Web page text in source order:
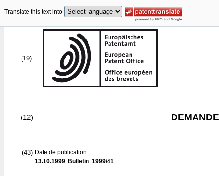
Translate this text into
(19)
(12)
(43) Date de publication:
13.10.1999 Bulletin 1999/41